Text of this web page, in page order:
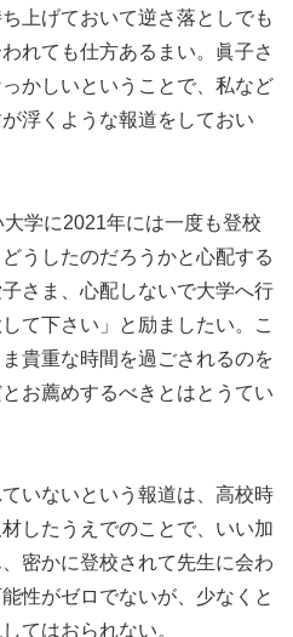
上げておいて逆さ落としでも
れても仕方あるまい。眞子さ
かしいということで、私など
浮くような報道をしておい
学に2021年には一度も登校
うしたのだろうかと心配する
さま、心配しないで大学へ行
て下さい」と励ましたい。こ
貴重な時間を過ごされるのを
お薦めするべきとはとうてい
いないという報道は、高校時
したうえでのことで、いい加
密かに登校されて先生に会わ
性がゼロでないが、少なくと
てはおられない。